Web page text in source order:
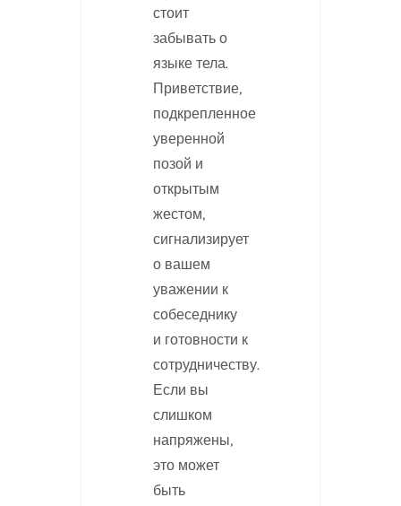
стоит
забывать о
языке тела.
Приветствие,
подкрепленное
уверенной
позой и
открытым
жестом,
сигнализирует
о вашем
уважении к
собеседнику
и готовности к
сотрудничеству.
Если вы
слишком
напряжены,
это может
быть